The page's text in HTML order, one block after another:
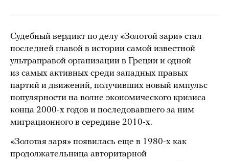
Судебный вердикт по делу «Золотой зари» стал
последней главой в истории самой известной
ультраправой организации в Греции и одной
из самых активных среди западных правых
партий и движений, получивших новый импульс
популярности на волне экономического кризиса
конца 2000-х годов и последовавшего за ним
миграционного в середине 2010-х.
«Золотая заря» появилась еще в 1980-х как
продолжательница авторитарной